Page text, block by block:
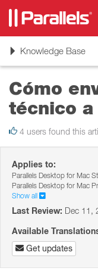
ToggleKnowledge Base
Cómo
técnico a
4 users found this
Applies to:
Parallels Desktop for Mac
Parallels Desktop for Mac
Show all
Last Review: Dec 11,
Available
Get updates